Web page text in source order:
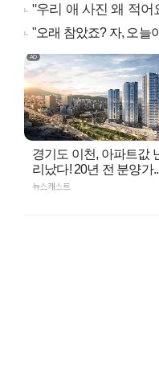
"우리 애 사진 왜 적
"오래 참았죠? 자, 오늘
경기도 이천, 아파트값
리났다! 20년 전 분양가..
뉴스캐스트